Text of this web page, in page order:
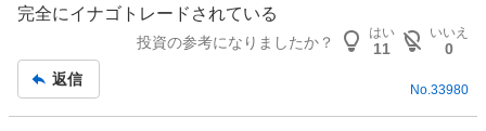
完全にイナゴトレードされている
投資の参考になりましたか？
はい
11
いいえ
0
返信
No.33980